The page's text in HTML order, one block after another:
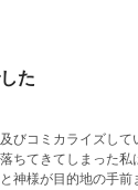
た
びコミカライズして
ちてきてしまった
神様が目的地の手